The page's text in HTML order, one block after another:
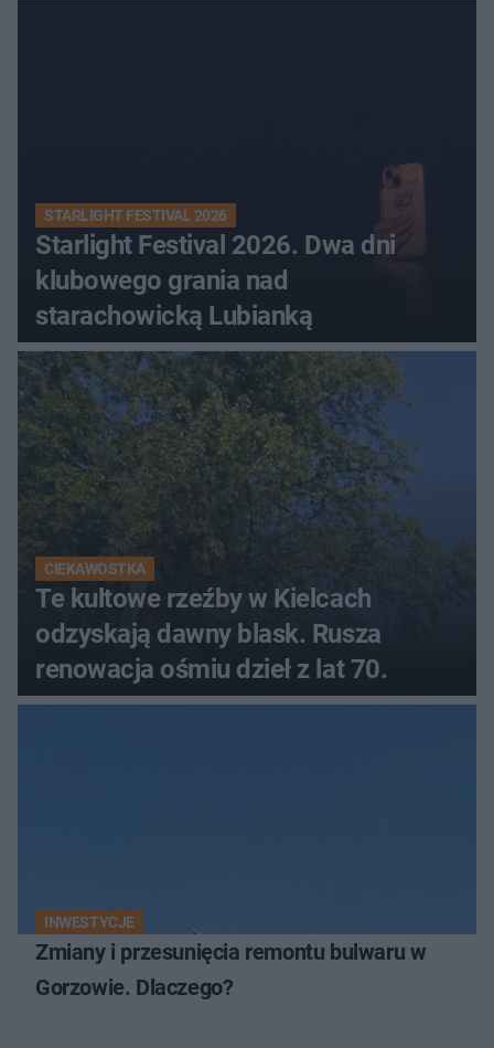
STARLIGHT FESTIVAL 2026
Starlight Festival 2026. Dwa dni
klubowego grania nad
starachowicką Lubianką
CIEKAWOSTKA
Te kultowe rzeźby w Kielcach
odzyskają dawny blask. Rusza
renowacja ośmiu dzieł z lat 70.
INWESTYCJE
Zmiany i przesunięcia remontu bulwaru w
Gorzowie. Dlaczego?